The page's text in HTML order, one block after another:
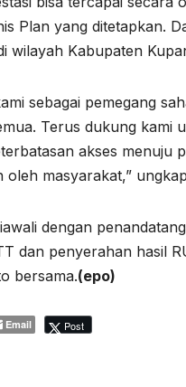
Plan yang ditetapkan.
wilayah Kabupaten
sebagai pemegang
Terus dukung kami
akses menuju
oleh masyarakat,”
dengan
dan penyerahan hasil
bersama.(epo)
Email Post